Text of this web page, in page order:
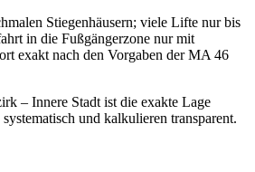
Stiegenhäusern; viele Lifte nur bis
in die Fußgängerzone nur mit
exakt nach den Vorgaben der MA 46
– Innere Stadt ist die exakte Lage
und kalkulieren transparent.